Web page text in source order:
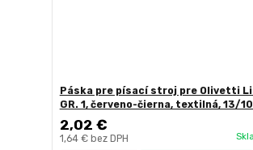
Páska pre písací stroj pre Olivetti
GR. 1, červeno-čierna, textilná, 13/
2,02 €
1,64 € bez DPH